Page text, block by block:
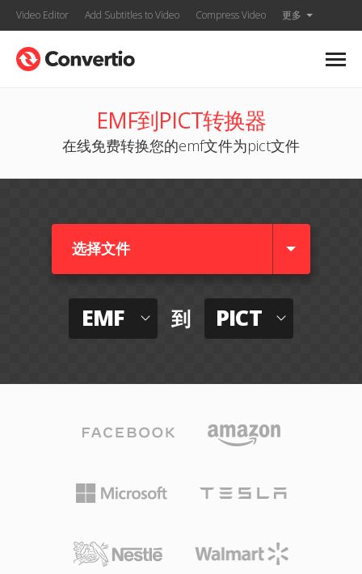
Video Editor Add Subtitles to Video Compress Video 更多
EMF到PICT转换器
在线免费转换您的emf文件为pict文件
选择文件
EMF 到 PICT